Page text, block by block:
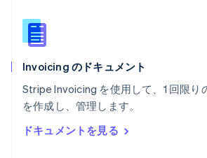
Invoicing のドキュメント
Stripe Invoicing を使用して、1 回限り
を作成し、管理します。
ドキュメントを見る
Español
ラトビア
リトアニア
リヒテンシュタイン
Deutsch English
ルーマニア
English